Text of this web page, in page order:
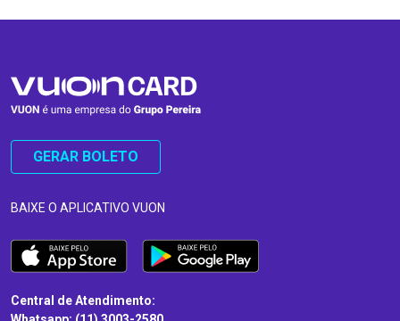
GERAR BOLETO
BAIXE O APLICATIVO VUON
Central de Atendimento: